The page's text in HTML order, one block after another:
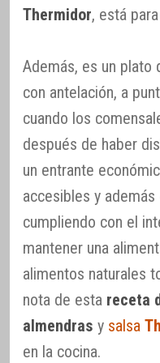
Thermidor, está
Además, es un plato
con antelación, a
cuando los
después de haber
un entrante
accesibles y
cumpliendo con el
mantener una
alimentos naturales
nota de esta receta
almendras y salsa
en la cocina.